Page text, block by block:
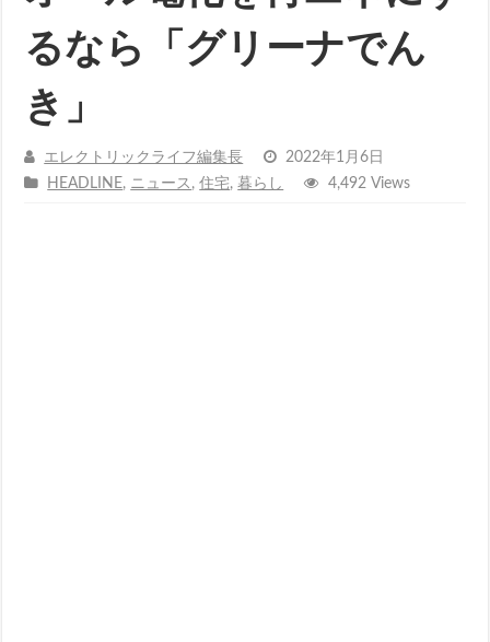
るなら「グリーナでん
き」
エレクトリックライフ編集長
2022年1月6日
HEADLINE, ニュース ,住宅,暮らし 4,492 Views